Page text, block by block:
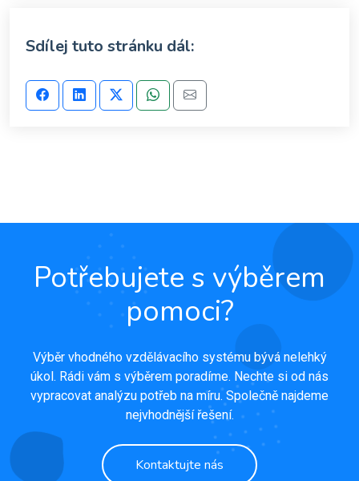
Sdílej tuto stránku dál:
Potřebujete s výběrem
pomoci?
Výběr vhodného vzdělávacího systému bývá nelehký
úkol. Rádi vám s výběrem poradíme. Nechte si od nás
vypracovat analýzu potřeb na míru. Společně najdeme
nejvhodnější řešení.
Kontaktujte nás